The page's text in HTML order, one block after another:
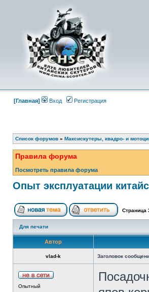
[Главная] Вход Регистрация
Список форумов » Максискутеры, квадро- и
Правила форума
Посмотреть правила форума
Опыт эксплуатации
Страница
Для печати
Автор
vlad-k Заголовок
Опытный